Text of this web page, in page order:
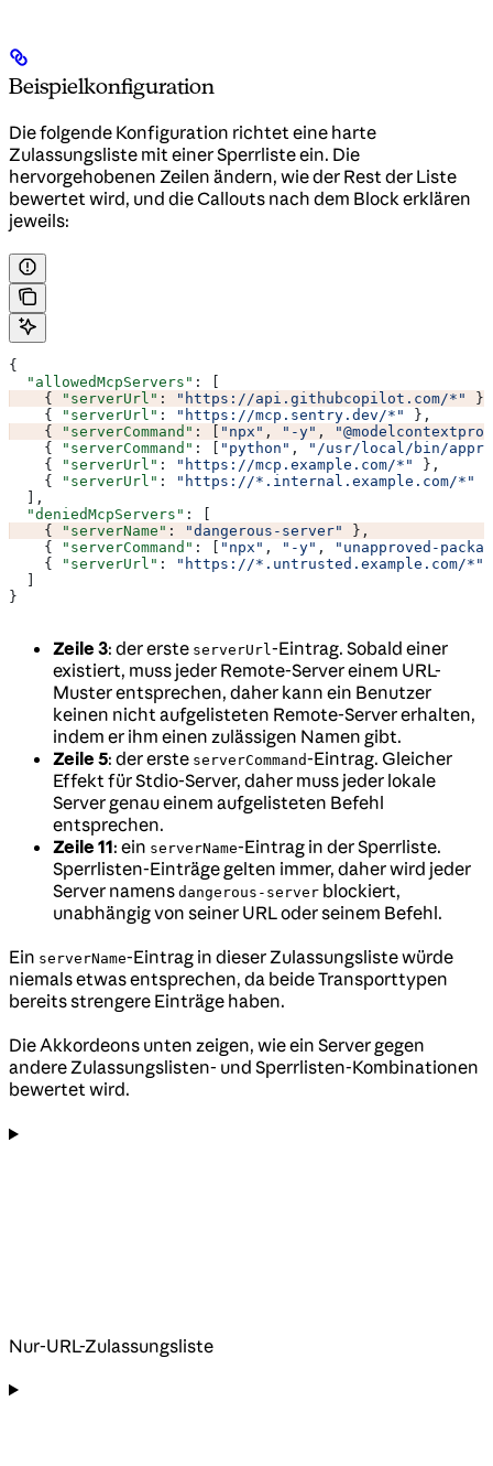
Beispielkonfiguration
Die folgende Konfiguration richtet eine harte
Zulassungsliste mit einer Sperrliste ein. Die
hervorgehobenen Zeilen ändern, wie der Rest der Liste
bewertet wird, und die Callouts nach dem Block erklären
jeweils:
{
  "allowedMcpServers"
: [
    {
"serverUrl" : "https://api.githubcopilot.com/*"
},
    {
"serverUrl" : "https://mcp.sentry.dev/*"
},
    {
"serverCommand" : [ "npx" , "-y" ,
    {
"serverCommand" : [ "python" ,
"/usr/local/bin/
    {
"serverUrl" : "https://mcp.example.com/*"
},
    {
"serverUrl" : "https://*.internal.example.com/*"
  ],
  "deniedMcpServers"
: [
    {
"serverName" : "dangerous-server"
},
    {
"serverCommand" : [ "npx" , "-y" ,
"unapproved-
    {
"serverUrl" : "https://*.untrusted.example.com/*"
}
Zeile 3: der erste serverUrl-Eintrag. Sobald einer
existiert, muss jeder Remote-Server einem URL-
Muster entsprechen, daher kann ein Benutzer
keinen nicht aufgelisteten Remote-Server erhalten,
indem er ihm einen zulässigen Namen gibt.
Zeile 5: der erste serverCommand-Eintrag. Gleicher
Effekt für Stdio-Server, daher muss jeder lokale
Server genau einem aufgelisteten Befehl
entsprechen.
Zeile 11: ein serverName-Eintrag in der Sperrliste.
Sperrlisten-Einträge gelten immer, daher wird jeder
Server namens dangerous-server blockiert,
unabhängig von seiner URL oder seinem Befehl.
Ein serverName-Eintrag in dieser Zulassungsliste würde
niemals etwas entsprechen, da beide Transporttypen
bereits strengere Einträge haben.
Die Akkordeons unten zeigen, wie ein Server gegen
andere Zulassungslisten- und Sperrlisten-Kombinationen
bewertet wird.
Nur-URL-Zulassungsliste